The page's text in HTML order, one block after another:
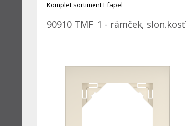
Komplet sortiment Efapel
90910 TMF: 1 - rámček, slon.kosť